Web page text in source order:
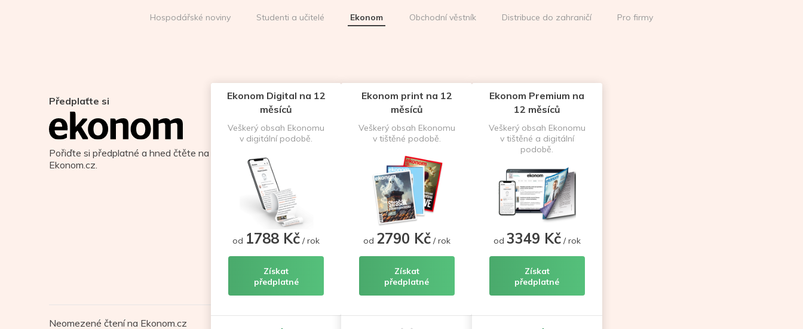
Hospodářské noviny Studenti a učitelé Ekonom Obchodní věstník Distribuce do zahraničí Pro firmy
Předplaťte si
Pořiďte si předplatné a hned čtěte na
Ekonom.cz.
Neomezené čtení na Ekonom.cz
Ekonom Digital na 12
měsíců
Veškerý obsah Ekonomu
v digitální podobě.
od 1788 Kč / rok
Získat
předplatné
Ekonom print na 12
měsíců
Veškerý obsah Ekonomu
v tištěné podobě.
od 2790 Kč/ rok
Získat
předplatné
Ekonom Premium na
12 měsíců
Veškerý obsah Ekonomu
v tištěné a digitální
podobě.
od 3349 Kč/ rok
Získat
předplatné